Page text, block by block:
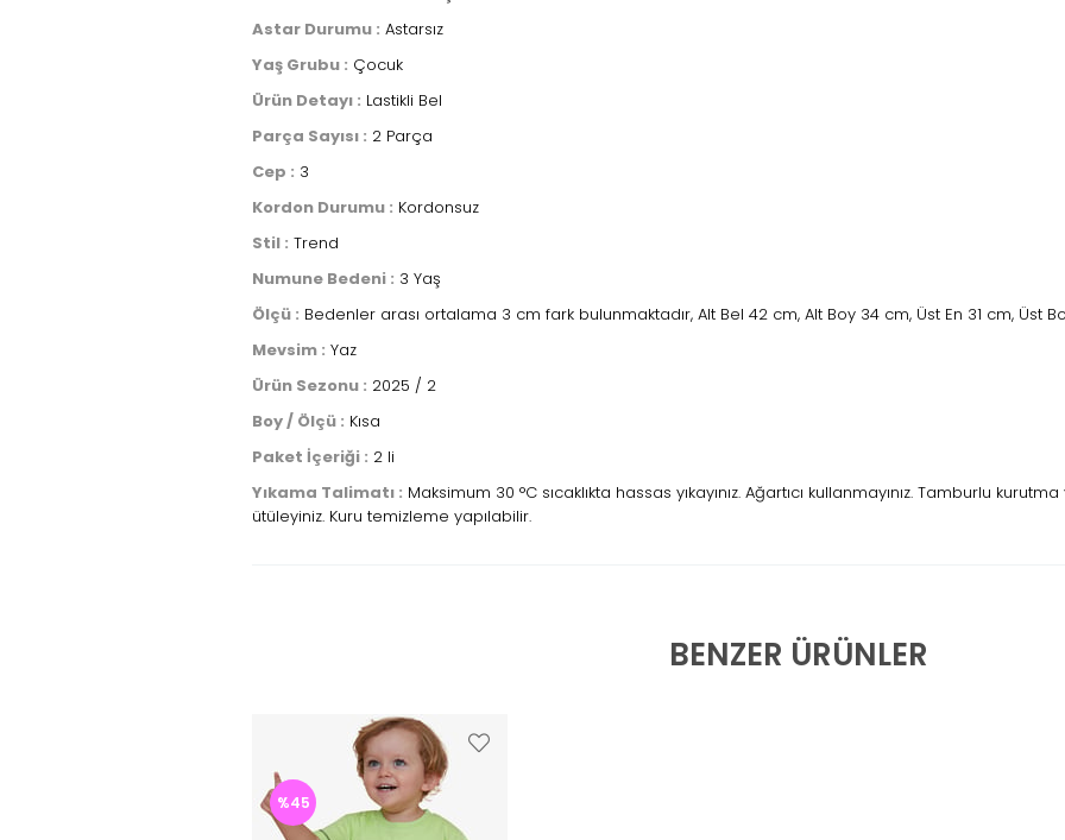
Astar Durumu : Astarsız
Yaş Grubu : Çocuk
Ürün Detayı : Lastikli Bel
Parça Sayısı : 2 Parça
Cep : 3
Kordon Durumu : Kordonsuz
Stil : Trend
Numune Bedeni : 3 Yaş
Ölçü : Bedenler arası ortalama 3 cm fark bulunmaktadır, Alt Bel 42 cm, Alt Boy 34 cm, Üst En 31 cm, Üst
Mevsim : Yaz
Ürün Sezonu : 2025 / 2
Boy / Ölçü : Kısa
Paket İçeriği : 2 li
Yıkama Talimatı : Maksimum 30 °C sıcaklıkta hassas yıkayınız. Ağartıcı kullanmayınız. Tamburlu kurutma
ütüleyiniz. Kuru temizleme yapılabilir.
BENZER ÜRÜNLER
%45